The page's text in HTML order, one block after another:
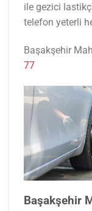
ile gezici
telefon yeterli
Başakşehir
77
Başakşehir